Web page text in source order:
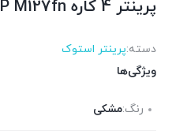
پرینتر 4 کاره HP LaserJet Pro MFP M127fn
دسته:پرینتر استوک
ویژگی‌ها
رنگ:مشکی